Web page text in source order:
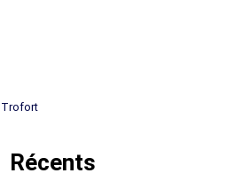
Trofort
Récents